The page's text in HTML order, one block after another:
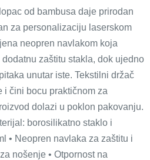
od bambusa daje prirodan
za personalizaciju laserskom
neopren navlakom koja
zaštitu stakla, dok ujedno
unutar iste. Tekstilni držač
i čini bocu praktičnom za
dolazi u poklon pakovanju.
borosilikatno staklo i
• Neopren navlaka za zaštitu i
nošenje • Otpornost na